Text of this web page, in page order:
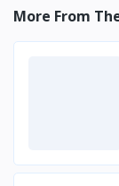
More From